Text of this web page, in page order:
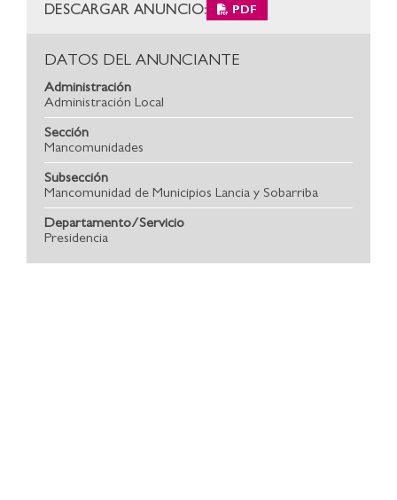
DESCARGAR ANUNCIO: PDF
DATOS DEL ANUNCIANTE
Administración
Administración Local
Sección
Mancomunidades
Subsección
Mancomunidad de Municipios Lancia y Sobarriba
Departamento/Servicio
Presidencia